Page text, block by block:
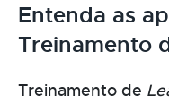
Entenda as
Treinamento
Treinamento de